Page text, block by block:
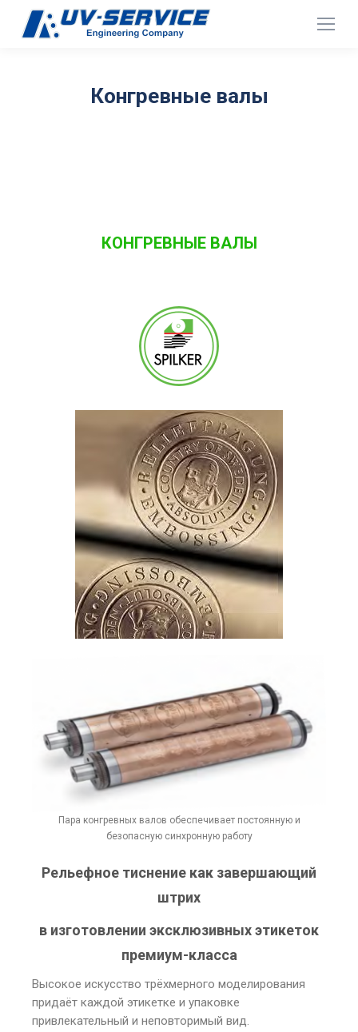
Конгревные валы
КОНГРЕВНЫЕ ВАЛЫ
Пара конгревных валов обеспечивает постоянную и
безопасную синхронную работу
Рельефное тиснение как завершающий
штрих
в изготовлении эксклюзивных этикеток
премиум-класса
Высокое искусство трёхмерного моделирования
придаёт каждой этикетке и упаковке
привлекательный и неповторимый вид.